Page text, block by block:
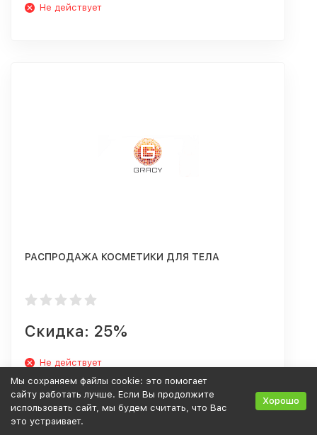
Не действует
РАСПРОДАЖА КОСМЕТИКИ ДЛЯ ТЕЛА
Скидка: 25%
Не действует
Мы сохраняем файлы cookie: это помогает
сайту работать лучше. Если Вы продолжите
использовать сайт, мы будем считать, что Вас
это устраивает.
Хорошо